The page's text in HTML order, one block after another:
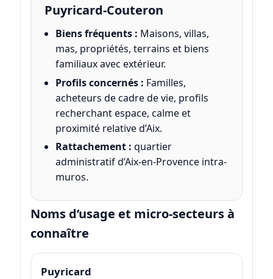
Puyricard-Couteron
Biens fréquents : Maisons, villas,
mas, propriétés, terrains et biens
familiaux avec extérieur.
Profils concernés : Familles,
acheteurs de cadre de vie, profils
recherchant espace, calme et
proximité relative d’Aix.
Rattachement : quartier
administratif d’Aix-en-Provence intra-
muros.
Noms d’usage et micro-secteurs à
connaître
Puyricard